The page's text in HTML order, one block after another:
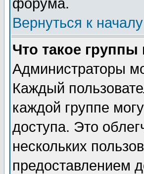
форума.
Вернуться к началу
Что такое группы
Администраторы
Каждый
каждой группе
доступа. Это
нескольких
предоставлением